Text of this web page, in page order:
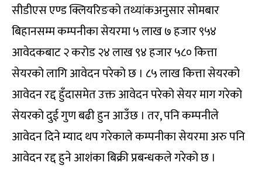
सीडीएस एण्ड क्लियरिङको तथ्यांकअनुसार सोमबार
बिहानसम्म कम्पनीका सेयरमा ५ लाख ७ हजार ९५४
आवेदकबाट २ करोड २४ लाख ९४ हजार ५८० कित्ता
सेयरको लागि आवेदन परेको छ । ८५ लाख कित्ता सेयरको
आवेदन रद्द हुँदासमेत उक्त आवेदन परेको सेयर माग गरेको
सेयरको दुई गुण बढी हुन आउँछ । तर, पनि कम्पनीले
आवेदन दिने म्याद थप गरेकाले कम्पनीका सेयरमा अरु पनि
आवेदन रद्द हुने आशंका बिक्री प्रबन्धकले गरेको छ ।